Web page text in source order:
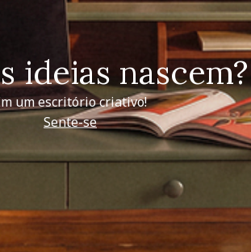
ideias nascem?
um escritório criativo!
Sente-se